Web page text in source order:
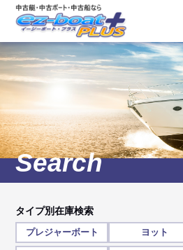
タイプ別在庫検索
プレジャーボート ヨット